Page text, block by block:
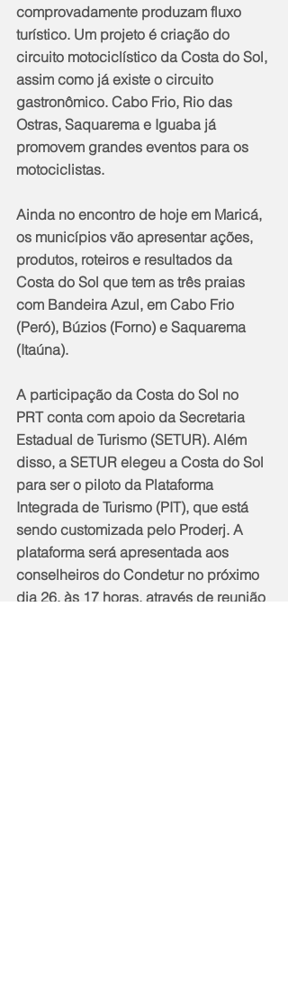
comprovadamente produzam fluxo
turístico. Um projeto é criação do
circuito motociclístico da Costa do Sol,
assim como já existe o circuito
gastronômico. Cabo Frio, Rio das
Ostras, Saquarema e Iguaba já
promovem grandes eventos para os
motociclistas.
Ainda no encontro de hoje em Maricá,
os municípios vão apresentar ações,
produtos, roteiros e resultados da
Costa do Sol que tem as três praias
com Bandeira Azul, em Cabo Frio
(Peró), Búzios (Forno) e Saquarema
(Itaúna).
A participação da Costa do Sol no
PRT conta com apoio da Secretaria
Estadual de Turismo (SETUR). Além
disso, a SETUR elegeu a Costa do Sol
para ser o piloto da Plataforma
Integrada de Turismo (PIT), que está
sendo customizada pelo Proderj. A
plataforma será apresentada aos
conselheiros do Condetur no próximo
dia 26, às 17 horas, através de reunião